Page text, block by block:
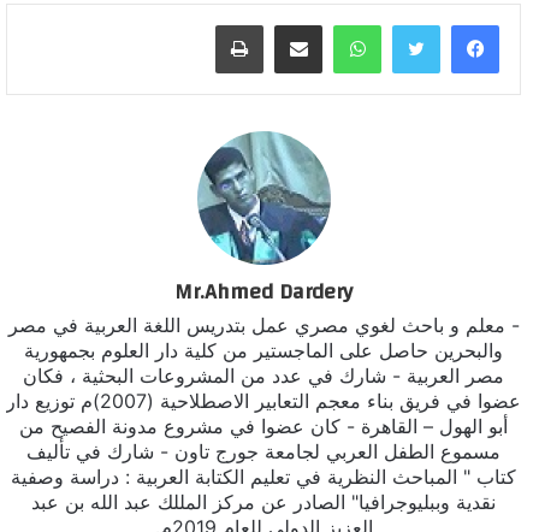
واتسابمشاركة عبر البريد طباعة
Mr.Ahmed Dardery
- معلم و باحث لغوي مصري عمل بتدريس اللغة العربية في مصر
والبحرين حاصل على الماجستير من كلية دار العلوم بجمهورية
مصر العربية - شارك في عدد من المشروعات البحثية ، فكان
عضوا في فريق بناء معجم التعابير الاصطلاحية (2007)م توزيع دار
أبو الهول – القاهرة - كان عضوا في مشروع مدونة الفصيح من
مسموع الطفل العربي لجامعة جورج تاون - شارك في تأليف
كتاب " المباحث النظرية في تعليم الكتابة العربية : دراسة وصفية
نقدية وببليوجرافيا" الصادر عن مركز المللك عبد الله بن عبد
العزيز الدولي للعام 2019م.